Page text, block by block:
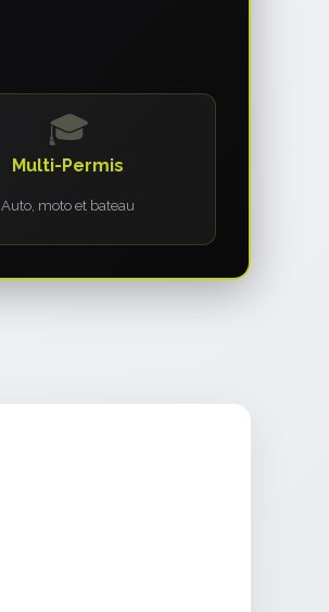
🎓
Multi-Permis
Auto, moto et bateau